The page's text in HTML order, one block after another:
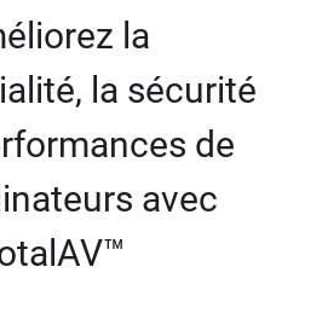
la
la sécurité
de
avec